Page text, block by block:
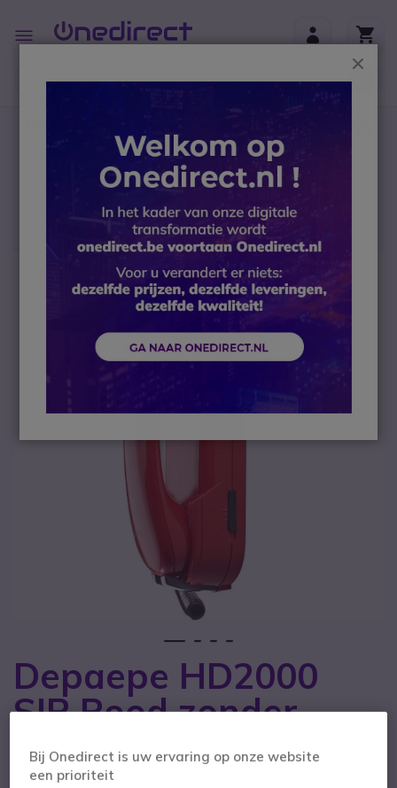
Toggle
Nav
btw)
Telefoontoestellen
VoIP telefoons
Vaste VoIP telefoons
Depaepe HD2000 SIP Rood zonder toetsenbord
Depaepe HD2000
SIP Rood zonder
toetsenbord
SKU DEHD2SIPSCR // Referentie fabrikant: PAI20R
Ga naar het begin van de afbeeldingen-gallerij
Bij Onedirect is uw ervaring op onze website
een prioriteit